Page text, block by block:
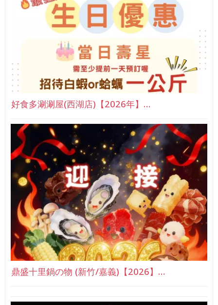
好食多涮涮屋(西湖店)【2026年】…
鼎盛十里鍋の物 (新竹/嘉義)【2026】…